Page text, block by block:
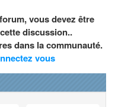
vous devez être
discussion..
dans la communauté.
vous